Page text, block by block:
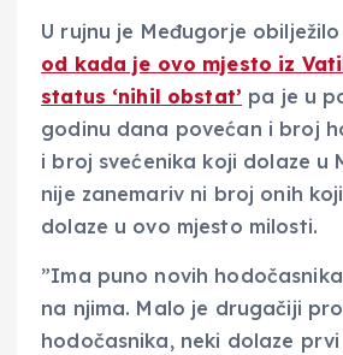
U rujnu je Međugorje obilježilo
od kada je ovo mjesto iz
status ‘nihil obstat’ pa je u
godinu dana povećan i broj
i broj svećenika koji dolaze u
nije zanemariv ni broj onih
dolaze u ovo mjesto milosti.
”Ima puno novih
na njima. Malo je drugačiji
hodočasnika, neki dolaze